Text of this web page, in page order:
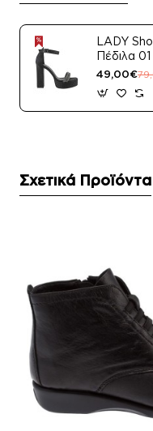
LADY
Πέδιλα
49,00€
Σχετικά Προϊόντα